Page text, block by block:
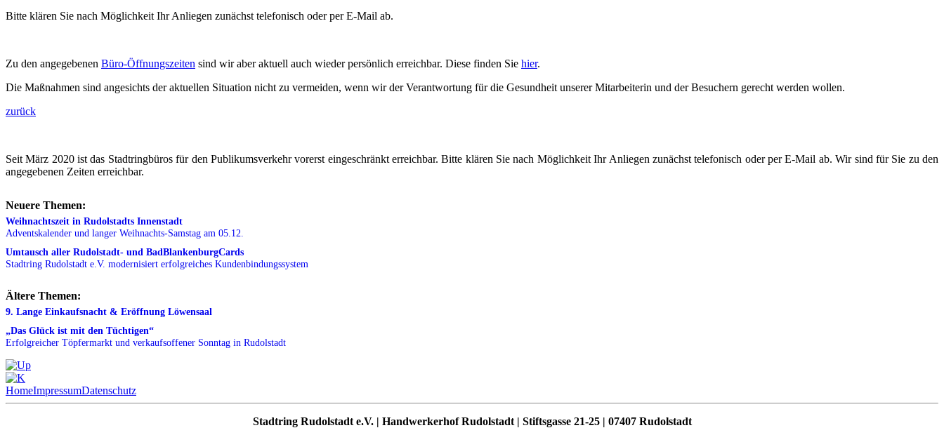
Bitte klären Sie nach Möglichkeit Ihr Anliegen zunächst telefonisch oder per E-Mail ab.
Zu den angegebenen Büro-Öffnungszeiten sind wir aber aktuell auch wieder persönlich erreichbar. Diese finden Sie hier.
Die Maßnahmen sind angesichts der aktuellen Situation nicht zu vermeiden, wenn wir der Verantwortung für die Gesundheit unserer Mitarbeiterin und der Besuchern gerecht werden wollen.
zurück
Seit März 2020 ist das Stadtringbüros für den Publikumsverkehr vorerst eingeschränkt erreichbar. Bitte klären Sie nach Möglichkeit Ihr Anliegen zunächst telefonisch oder per E-Mail ab. Wir sind für Sie zu den
angegebenen Zeiten erreichbar.
Neuere Themen:
Weihnachtszeit in Rudolstadts Innenstadt
Adventskalender und langer Weihnachts-Samstag am 05.12.
Umtausch aller Rudolstadt- und BadBlankenburgCards
Stadtring Rudolstadt e.V. modernisiert erfolgreiches Kundenbindungssystem
Ältere Themen:
9. Lange Einkaufsnacht & Eröffnung Löwensaal
„Das Glück ist mit den Tüchtigen“
Erfolgreicher Töpfermarkt und verkaufsoffener Sonntag in Rudolstadt
HomeImpressumDatenschutz
Stadtring Rudolstadt e.V. | Handwerkerhof Rudolstadt | Stiftsgasse 21-25 | 07407 Rudolstadt